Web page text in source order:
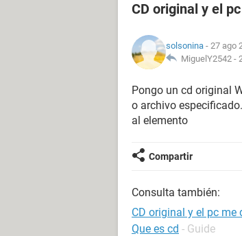
CD original y el
solsonina - 27 ago
MiguelY2542 -
Pongo un cd original
o archivo
al elemento
Compartir
Consulta también:
CD original y el pc
Que es cd - Guide